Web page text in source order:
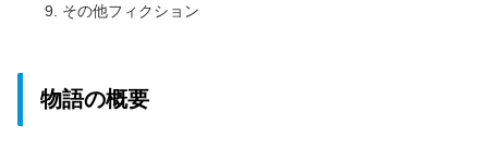
その他フィクション
物語の概要